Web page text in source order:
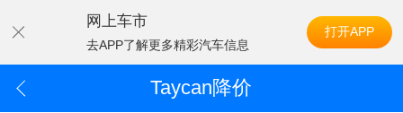
网上车市
去APP了解更多精彩汽车信息
打开APP
Taycan降价